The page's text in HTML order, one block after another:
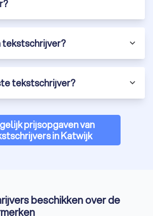
laten optimaliseren voor een betere
Bij Trustoo vind je eenvoudig ervaren
en behoeften.
helpt je niet alleen met pakkende en
Of het nu gaat om
productbeschrijvingen of andere content:
het verschil.
vrijblijvend een offerte aan en ontdek hoe
tekstschrijver?
tekstschrijver?
prijsopgaven van
in Katwijk
beschikken over de